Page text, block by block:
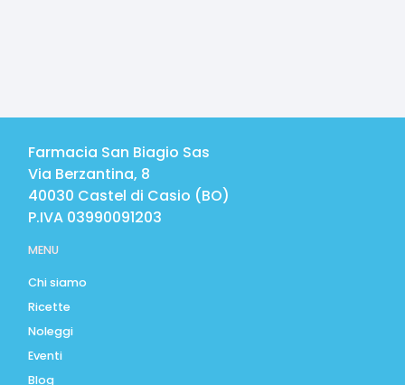
Farmacia San Biagio Sas
Via Berzantina, 8
40030 Castel di Casio (BO)
P.IVA 03990091203
MENU
Chi siamo
Ricette
Noleggi
Eventi
Blog